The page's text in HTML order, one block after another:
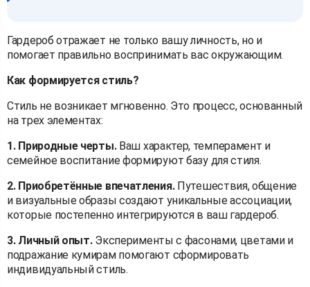
Гардероб отражает не только вашу личность, но и
помогает правильно воспринимать вас окружающим.
Как формируется стиль?
Стиль не возникает мгновенно. Это процесс, основанный
на трех элементах:
1. Природные черты. Ваш характер, темперамент и
семейное воспитание формируют базу для стиля.
2. Приобретённые впечатления. Путешествия, общение
и визуальные образы создают уникальные ассоциации,
которые постепенно интегрируются в ваш гардероб.
3. Личный опыт. Эксперименты с фасонами, цветами и
подражание кумирам помогают сформировать
индивидуальный стиль.